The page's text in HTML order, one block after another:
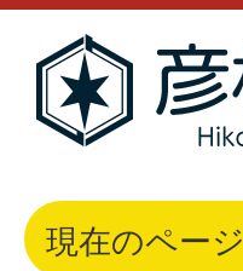
現在のページ